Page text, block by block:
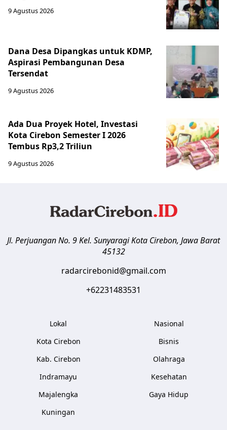
9 Agustus 2026
Dana Desa Dipangkas untuk KDMP,
Aspirasi Pembangunan Desa
Tersendat
9 Agustus 2026
Ada Dua Proyek Hotel, Investasi
Kota Cirebon Semester I 2026
Tembus Rp3,2 Triliun
9 Agustus 2026
Jl. Perjuangan No. 9 Kel. SunyaragiKota Cirebon, Jawa Barat
45132
radarcirebonid@gmail.com
+62231483531
Lokal
Kota Cirebon
Kab. Cirebon
Indramayu
Majalengka
Kuningan
Nasional
Bisnis
Olahraga
Kesehatan
Gaya Hidup